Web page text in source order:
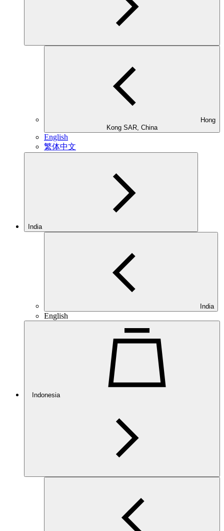
Kong SAR, China
English
繁体中文
India
India
English
Indonesia